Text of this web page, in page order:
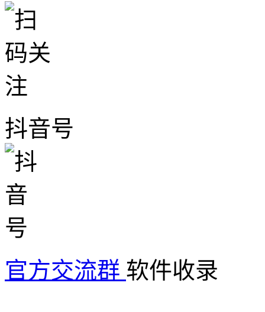
抖音号
官方交流群 软件收录